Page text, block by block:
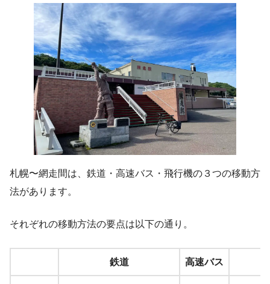
札幌〜網走間は、鉄道・高速バス・飛行機の３つの移動方
法があります。
それぞれの移動方法の要点は以下の通り。
鉄道 高速バス